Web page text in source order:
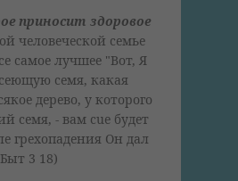
приносит здоровое
человеческой семье
самое лучшее "Вот, Я
семя, какая
дерево, у которого
семя, - вам cue будет
грехопадения Он дал
3 18)